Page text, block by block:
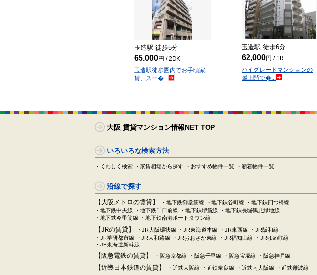
玉造駅 徒歩5分
65,000円 / 2DK
玉造駅徒歩圏内でお手頃家
賃。スー�...
玉造駅 徒歩6分
62,000円 / 1R
ハイグレードマンションの
最上階で�...
大阪 賃貸マンション情報NET TOP
いろいろな検索方法
・くわしく検索 ・家賃相場から探す ・おすすめ物件一覧 ・新着物件一覧
沿線で探す
【大阪メトロの賃貸】 ・地下鉄御堂筋線 ・地下鉄谷町線
・地下鉄四つ橋線
・地下鉄中央線
・地下鉄千日前線 ・地下鉄堺筋線
・地下鉄長堀鶴見緑地線
・地下鉄今里筋線
・地下鉄南港ポートタウン線
【JRの賃貸】 ・JR大阪環状線 ・JR東海道本線 ・JR東西線
・JR阪和線
・JR学研都市線
・JR大和路線 ・JRおおさか東線 ・JR福知山線
・JRゆめ咲線
・JR東海道新幹線
【阪急電鉄の賃貸】 ・阪急京都線 ・阪急千里線 ・阪急宝塚線 ・阪急神戸線
【近畿日本鉄道の賃貸】 ・近鉄大阪線 ・近鉄奈良線 ・近鉄南大阪線 ・近鉄難波線